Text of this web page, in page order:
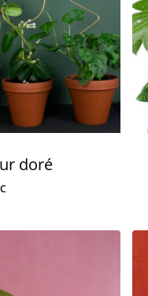
doré